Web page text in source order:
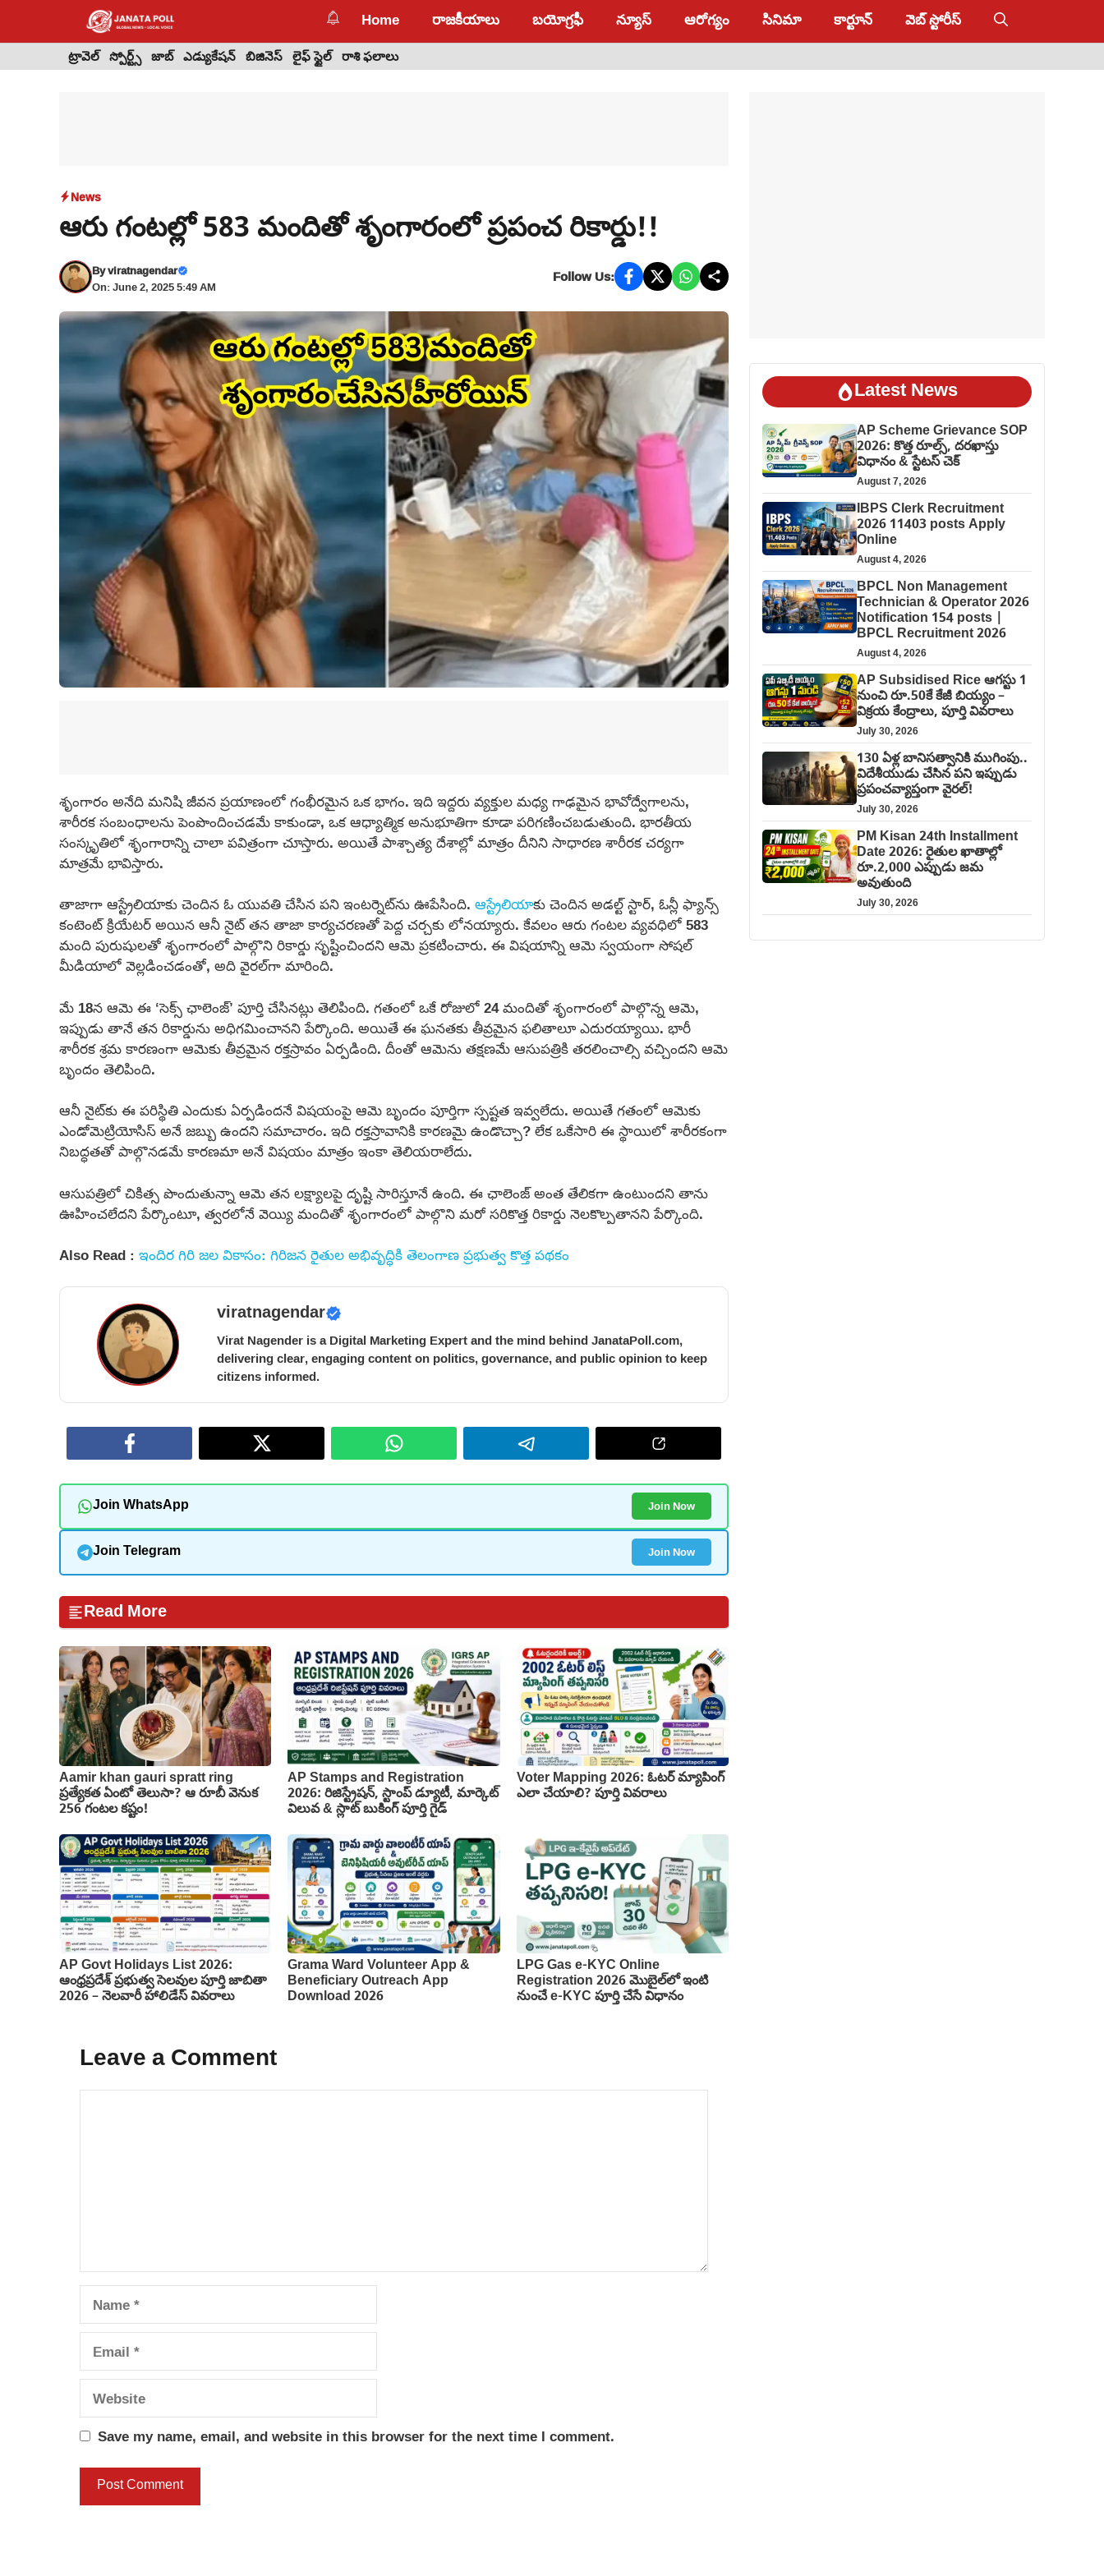
content
Home రాజకీయాలు బయోగ్రఫీ న్యూస్ ఆరోగ్యం సినిమా కార్టూన్ వెబ్ స్టోరీస్
ట్రావెల్ స్పోర్ట్స్ జాబ్ ఎడ్యుకేషన్ బిజినెస్ లైఫ్ స్టైల్ రాశి ఫలాలు
News
ఆరు గంటల్లో 583 మందితో శృంగారంలో ప్రపంచ రికార్డు!!
Byviratnagendar
On: June 2, 2025 5:49 AM
Follow Us:
శృంగారం అనేది మనిషి జీవన ప్రయాణంలో గంభీరమైన ఒక భాగం. ఇది ఇద్దరు వ్యక్తుల మధ్య గాఢమైన భావోద్వేగాలను,
శారీరక సంబంధాలను పెంపొందించడమే కాకుండా, ఒక ఆధ్యాత్మిక అనుభూతిగా కూడా పరిగణించబడుతుంది. భారతీయ
సంస్కృతిలో శృంగారాన్ని చాలా పవిత్రంగా చూస్తారు. అయితే పాశ్చాత్య దేశాల్లో మాత్రం దీనిని సాధారణ శారీరక చర్యగా
మాత్రమే భావిస్తారు.
తాజాగా ఆస్ట్రేలియాకు చెందిన ఓ యువతి చేసిన పని ఇంటర్నెట్‌ను ఊపేసింది.ఆస్ట్రేలియాకు చెందిన అడల్ట్ స్టార్, ఓన్లీ ఫ్యాన్స్
కంటెంట్ క్రియేటర్ అయిన ఆనీ నైట్ తన తాజా కార్యచరణతో పెద్ద చర్చకు లోనయ్యారు. కేవలం ఆరు గంటల వ్యవధిలో 583
మంది పురుషులతో శృంగారంలో పాల్గొని రికార్డు సృష్టించిందని ఆమె ప్రకటించారు. ఈ విషయాన్ని ఆమె స్వయంగా సోషల్
మీడియాలో వెల్లడించడంతో, అది వైరల్‌గా మారింది.
మే 18న ఆమె ఈ ‘సెక్స్ ఛాలెంజ్’ పూర్తి చేసినట్లు తెలిపింది. గతంలో ఒకే రోజులో 24 మందితో శృంగారంలో పాల్గొన్న ఆమె,
ఇప్పుడు తానే తన రికార్డును అధిగమించానని పేర్కొంది. అయితే ఈ ఘనతకు తీవ్రమైన ఫలితాలూ ఎదురయ్యాయి. భారీ
శారీరక శ్రమ కారణంగా ఆమెకు తీవ్రమైన రక్తస్రావం ఏర్పడింది. దీంతో ఆమెను తక్షణమే ఆసుపత్రికి తరలించాల్సి వచ్చిందని ఆమె
బృందం తెలిపింది.
ఆనీ నైట్‌కు ఈ పరిస్థితి ఎందుకు ఏర్పడిందనే విషయంపై ఆమె బృందం పూర్తిగా స్పష్టత ఇవ్వలేదు. అయితే గతంలో ఆమెకు
ఎండోమెట్రియోసిస్ అనే జబ్బు ఉందని సమాచారం. ఇది రక్తస్రావానికి కారణమై ఉండొచ్చా? లేక ఒకేసారి ఈ స్థాయిలో శారీరకంగా
నిబద్ధతతో పాల్గొనడమే కారణమా అనే విషయం మాత్రం ఇంకా తెలియరాలేదు.
ఆసుపత్రిలో చికిత్స పొందుతున్నా ఆమె తన లక్ష్యాలపై దృష్టి సారిస్తూనే ఉంది. ఈ ఛాలెంజ్ అంత తేలికగా ఉంటుందని తాను
ఊహించలేదని పేర్కొంటూ, త్వరలోనే వెయ్యి మందితో శృంగారంలో పాల్గొని మరో సరికొత్త రికార్డు నెలకొల్పతానని పేర్కొంది.
Also Read : ఇందిర గిరి జల వికాసం: గిరిజన రైతుల అభివృద్ధికి తెలంగాణ ప్రభుత్వ కొత్త పథకం
viratnagendar
Virat Nagender is a Digital Marketing Expert and the mind behind JanataPoll.com,
delivering clear, engaging content on politics, governance, and public opinion to keep
citizens informed.
Join WhatsApp Join Now
Join Telegram Join Now
Read More
Aamir khan gauri spratt ring
ప్రత్యేకత ఏంటో తెలుసా? ఆ రూబీ వెనుక
256 గంటల కష్టం!
AP Stamps and Registration
2026: రిజిస్ట్రేషన్, స్టాంప్ డ్యూటీ, మార్కెట్
విలువ & స్లాట్ బుకింగ్ పూర్తి గైడ్
Voter Mapping 2026: ఓటర్ మ్యాపింగ్
ఎలా చేయాలి? పూర్తి వివరాలు
AP Govt Holidays List 2026:
ఆంధ్రప్రదేశ్ ప్రభుత్వ సెలవుల పూర్తి జాబితా
2026 – నెలవారీ హాలిడేస్ వివరాలు
Grama Ward Volunteer App &
Beneficiary Outreach App
Download 2026
LPG Gas e-KYC Online
Registration 2026 మొబైల్‌లో ఇంటి
నుంచే e-KYC పూర్తి చేసే విధానం
Leave a Comment
Comment
Name
Email
Website
Save my name, email, and website in this browser for the next time I comment.
Latest News
AP Scheme Grievance SOP
2026: కొత్త రూల్స్, దరఖాస్తు
విధానం & స్టేటస్ చెక్
August 7, 2026
IBPS Clerk Recruitment
2026 11403 posts Apply
Online
August 4, 2026
BPCL Non Management
Technician & Operator 2026
Notification 154 posts |
BPCL Recruitment 2026
August 4, 2026
AP Subsidised Rice ఆగస్టు 1
నుంచి రూ.50కే కేజీ బియ్యం –
విక్రయ కేంద్రాలు, పూర్తి వివరాలు
July 30, 2026
130 ఏళ్ల బానిసత్వానికి ముగింపు..
విదేశీయుడు చేసిన పని ఇప్పుడు
ప్రపంచవ్యాప్తంగా వైరల్!
July 30, 2026
PM Kisan 24th Installment
Date 2026: రైతుల ఖాతాల్లో
రూ.2,000 ఎప్పుడు జమ
అవుతుంది
July 30, 2026